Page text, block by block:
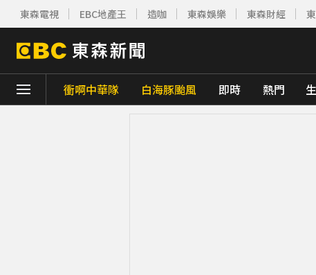
東森電視 EBC地產王 造咖 東森娛樂 東森財經
衝啊中華隊 白海豚颱風 即時 熱門